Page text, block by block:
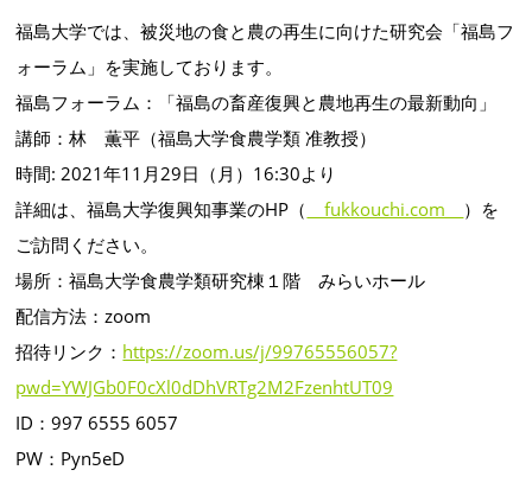
福島大学では、被災地の食と農の再生に向けた研究会「福島フ
ォーラム」を実施しております。
福島フォーラム：「福島の畜産復興と農地再生の最新動向」
講師：林 薫平（福島大学食農学類 准教授）
時間: 2021年11月29日（月）16:30より
詳細は、福島大学復興知事業のHP（
fukkouchi.com ）を
ご訪問ください。
場所：福島大学食農学類研究棟１階 みらいホール
配信方法：zoom
招待リンク： https://zoom.us/j/99765556057?
pwd=YWJGb0F0cXl0dDhVRTg2M2FzenhtUT09
ID：997 6555 6057
PW：Pyn5eD